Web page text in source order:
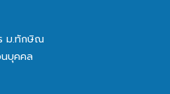
ม.ทักษิณ
นบุคคล